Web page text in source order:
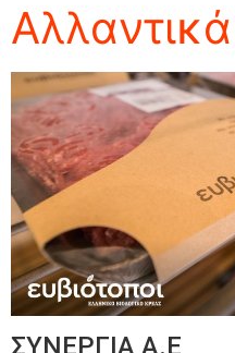
ΣΥΝΕΡΓΙΑ Α.Ε